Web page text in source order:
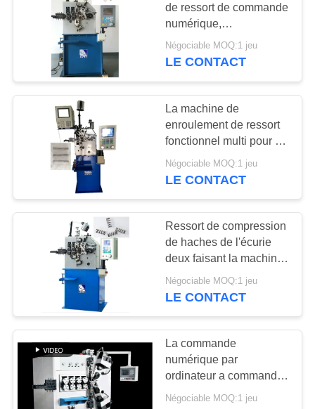
guide la machine
Machine de ressort
de torsion
18
Machine de ressort
de tension
de ressort de commande
numérique,
120pcs/ressort minimum
faisant l'équipement
Négociable MOQ:1 jeu
LE CONTACT
La machine de
enroulement de ressort
fonctionnel multi pour la
chandelle jaillit/ressort
d'agrafe
Négociable MOQ:1 jeu
LE CONTACT
Ressort de compression
de haches de l'écurie
deux faisant la machine
pour le fil de 0,15 - de
1.6mm
Négociable MOQ:1 jeu
LE CONTACT
La commande
numérique par
ordinateur a commandé
l'ajustement de grande
Négociable MOQ:1 jeu